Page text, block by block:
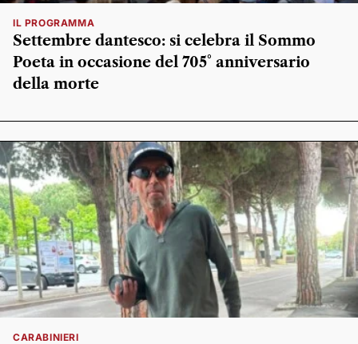
IL PROGRAMMA
Settembre dantesco: si celebra il Sommo
Poeta in occasione del 705° anniversario
della morte
CARABINIERI